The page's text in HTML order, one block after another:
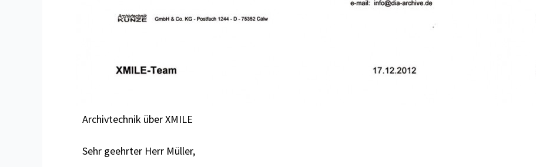
Archivtechnik über XMILE
Sehr geehrter Herr Müller,